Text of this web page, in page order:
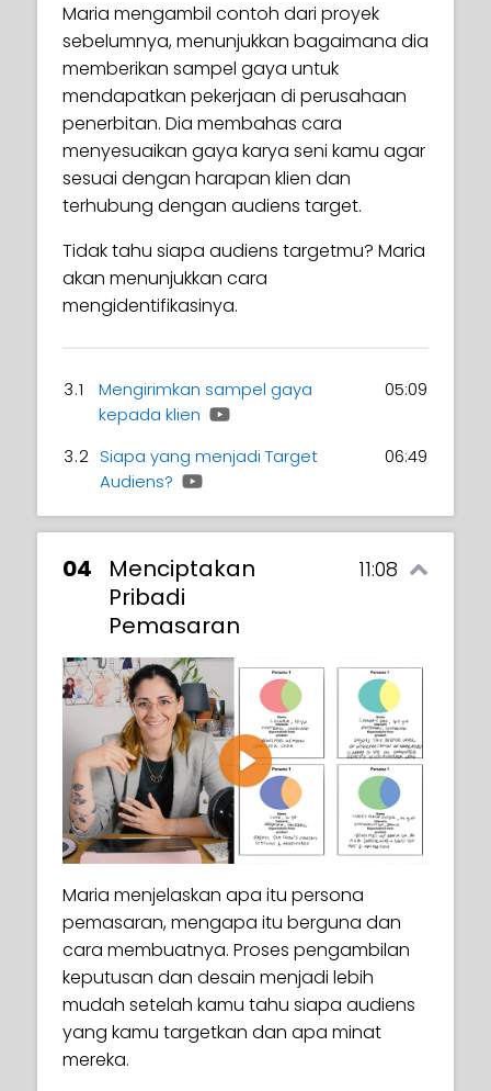
Maria mengambil contoh dari proyek
sebelumnya, menunjukkan bagaimana dia
memberikan sampel gaya untuk
mendapatkan pekerjaan di perusahaan
penerbitan. Dia membahas cara
menyesuaikan gaya karya seni kamu agar
sesuai dengan harapan klien dan
terhubung dengan audiens target.
Tidak tahu siapa audiens targetmu? Maria
akan menunjukkan cara
mengidentifikasinya.
3.1
Mengirimkan sampel gaya
kepada klien
05:09
3.2 Siapa yang menjadi Target
Audiens?
06:49
04
Menciptakan
Pribadi
Pemasaran
11:08
Play
Maria menjelaskan apa itu persona
pemasaran, mengapa itu berguna dan
cara membuatnya. Proses pengambilan
keputusan dan desain menjadi lebih
mudah setelah kamu tahu siapa audiens
yang kamu targetkan dan apa minat
mereka.